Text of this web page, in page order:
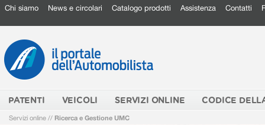
Chi siamo News e circolari Catalogo prodotti Assistenza Contatti
PATENTI VEICOLI SERVIZI ONLINE CODICE
Servizi online // Ricerca e Gestione UMC